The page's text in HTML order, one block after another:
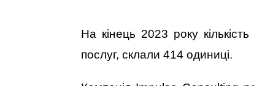
На кінець 2023 року
послуг, склали 414 одиниці.